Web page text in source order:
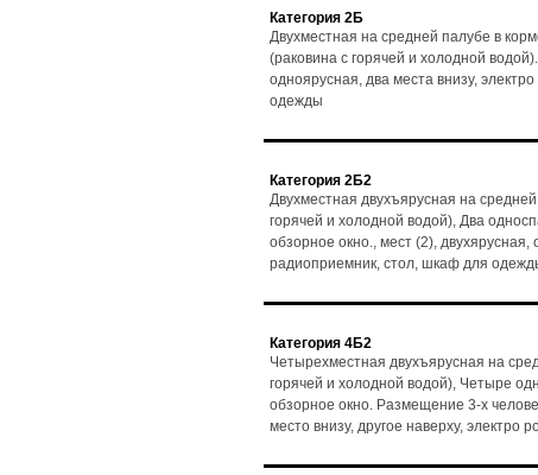
Категория 2Б
Двухместная на средней палубе в
(раковина с горячей и холодной
одноярусная, два места внизу,
одежды
Категория 2Б2
Двухместная двухъярусная на
горячей и холодной водой), Два
обзорное окно., мест (2), двухярусная,
радиоприемник, стол, шкаф для
Категория 4Б2
Четырехместная двухъярусная на
горячей и холодной водой), Четыре
обзорное окно. Размещение 3-х
место внизу, другое наверху,